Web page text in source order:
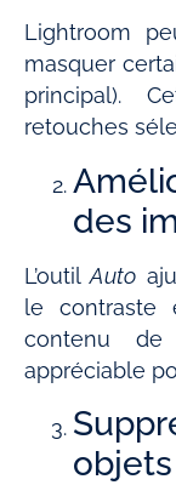
Lightroom
masquer
principal).
retouches
des
L’outilAuto
le contraste
contenu
appréciable
objets